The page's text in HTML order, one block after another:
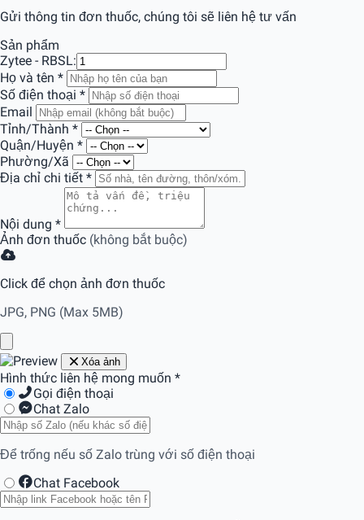
Gửi thông tin đơn thuốc, chúng tôi sẽ liên hệ tư vấn
Sản phẩm
Zytee - RBSL:
Họ và tên *
Số điện thoại *
Email
Tỉnh/Thành *
Quận/Huyện *
Phường/Xã
Địa chỉ chi tiết *
Nội dung *
Ảnh đơn thuốc (không bắt buộc)
Click để chọn ảnh đơn thuốc
JPG, PNG (Max 5MB)
Xóa ảnh
Hình thức liên hệ mong muốn *
Gọi điện thoại
Chat Zalo
Để trống nếu số Zalo trùng với số điện thoại
Chat Facebook